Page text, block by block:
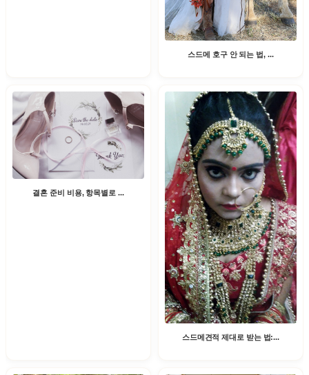
스드메 호구 안 되는 법, ...
결혼 준비 비용, 항목별로 ...
스드메견적 제대로 받는 법:...